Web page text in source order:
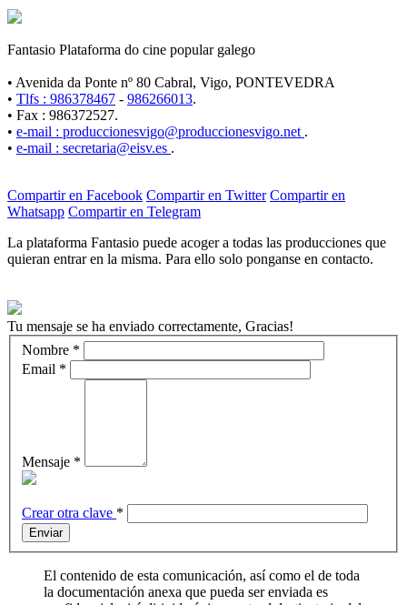
Fantasio Plataforma do cine popular galego
• Avenida da Ponte nº 80 Cabral, Vigo, PONTEVEDRA
• Tlfs : 986378467 - 986266013.
• Fax : 986372527.
• e-mail : produccionesvigo@produccionesvigo.net .
• e-mail : secretaria@eisv.es .
Compartir en Facebook Compartir en Twitter Compartir en
Whatsapp Compartir en Telegram
La plataforma Fantasio puede acoger a todas las producciones que
quieran entrar en la misma. Para ello solo ponganse en contacto.
Tu mensaje se ha enviado correctamente, Gracias!
Nombre *
Email *
Mensaje *
Crear otra clave *
Enviar
El contenido de esta comunicación, así como el de toda
la documentación anexa que pueda ser enviada es